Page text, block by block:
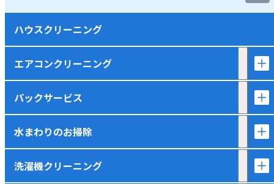
ハウスクリーニング
エアコンクリーニング
パックサービス
水まわりのお掃除
洗濯機クリーニング